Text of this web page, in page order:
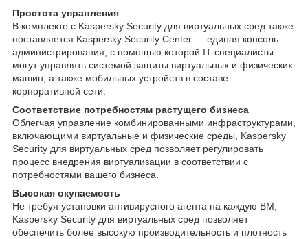
Простота управления
В комплекте с Kaspersky Security для виртуальных сред также
поставляется Kaspersky Security Center — единая консоль
администрирования, с помощью которой IT-специалисты
могут управлять системой защиты виртуальных и физических
машин, а также мобильных устройств в составе
корпоративной сети.
Соответствие потребностям растущего бизнеса
Облегчая управление комбинированными инфраструктурами,
включающими виртуальные и физические среды, Kaspersky
Security для виртуальных сред позволяет регулировать
процесс внедрения виртуализации в соответствии с
потребностями вашего бизнеса.
Высокая окупаемость
Не требуя установки антивирусного агента на каждую ВМ,
Kaspersky Security для виртуальных сред позволяет
обеспечить более высокую производительность и плотность